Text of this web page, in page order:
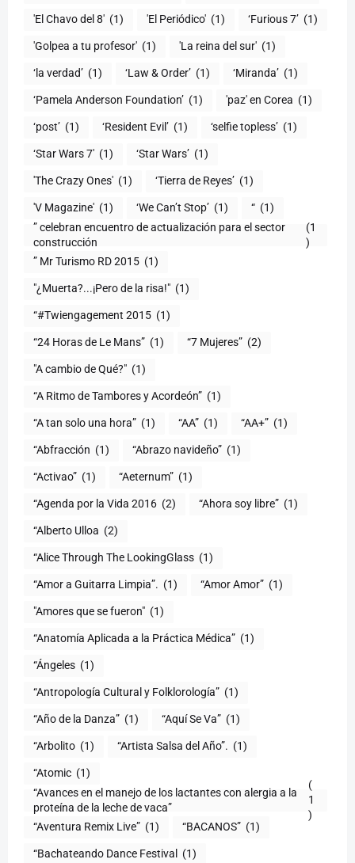
'El Chavo del 8' (1) 'El Periódico' (1) ‘Furious 7’ (1)
'Golpea a tu profesor' (1) 'La reina del sur' (1)
‘la verdad’ (1) ‘Law & Order’ (1) ‘Miranda’ (1)
‘Pamela Anderson Foundation’ (1) 'paz' en Corea (1)
‘post’ (1) ‘Resident Evil’ (1) ‘selfie topless’ (1)
‘Star Wars 7′ (1) ‘Star Wars’ (1)
'The Crazy Ones' (1) ‘Tierra de Reyes’ (1)
'V Magazine' (1) ‘We Can’t Stop’ (1) “ (1)
” celebran encuentro de actualización para el sector
construcción
(1
)
” Mr Turismo RD 2015 (1)
"¿Muerta?...¡Pero de la risa!" (1)
“#Twiengagement 2015 (1)
“24 Horas de Le Mans” (1) “7 Mujeres” (2)
(1)
“A Ritmo de Tambores y Acordeón” (1)
“A tan solo una hora” (1) “AA” (1) “AA+” (1)
“Abfracción (1) “Abrazo navideño” (1)
“Activao” (1) “Aeternum” (1)
“Agenda por la Vida 2016 (2) “Ahora soy libre” (1)
“Alberto Ulloa (2)
“Alice Through The LookingGlass (1)
“Amor a Guitarra Limpia”. (1) “Amor Amor” (1)
"Amores que se fueron" (1)
“Anatomía Aplicada a la Práctica Médica” (1)
“Ángeles (1)
“Antropología Cultural y Folklorología” (1)
“Año de la Danza” (1) “Aquí Se Va” (1)
“Arbolito (1) “Artista Salsa del Año”. (1)
“Atomic (1)
“Avances en el manejo de los lactantes con alergia a la
proteína de la leche de vaca”
(
1
)
“Aventura Remix Live” (1) “BACANOS” (1)
“Bachateando Dance Festival (1)